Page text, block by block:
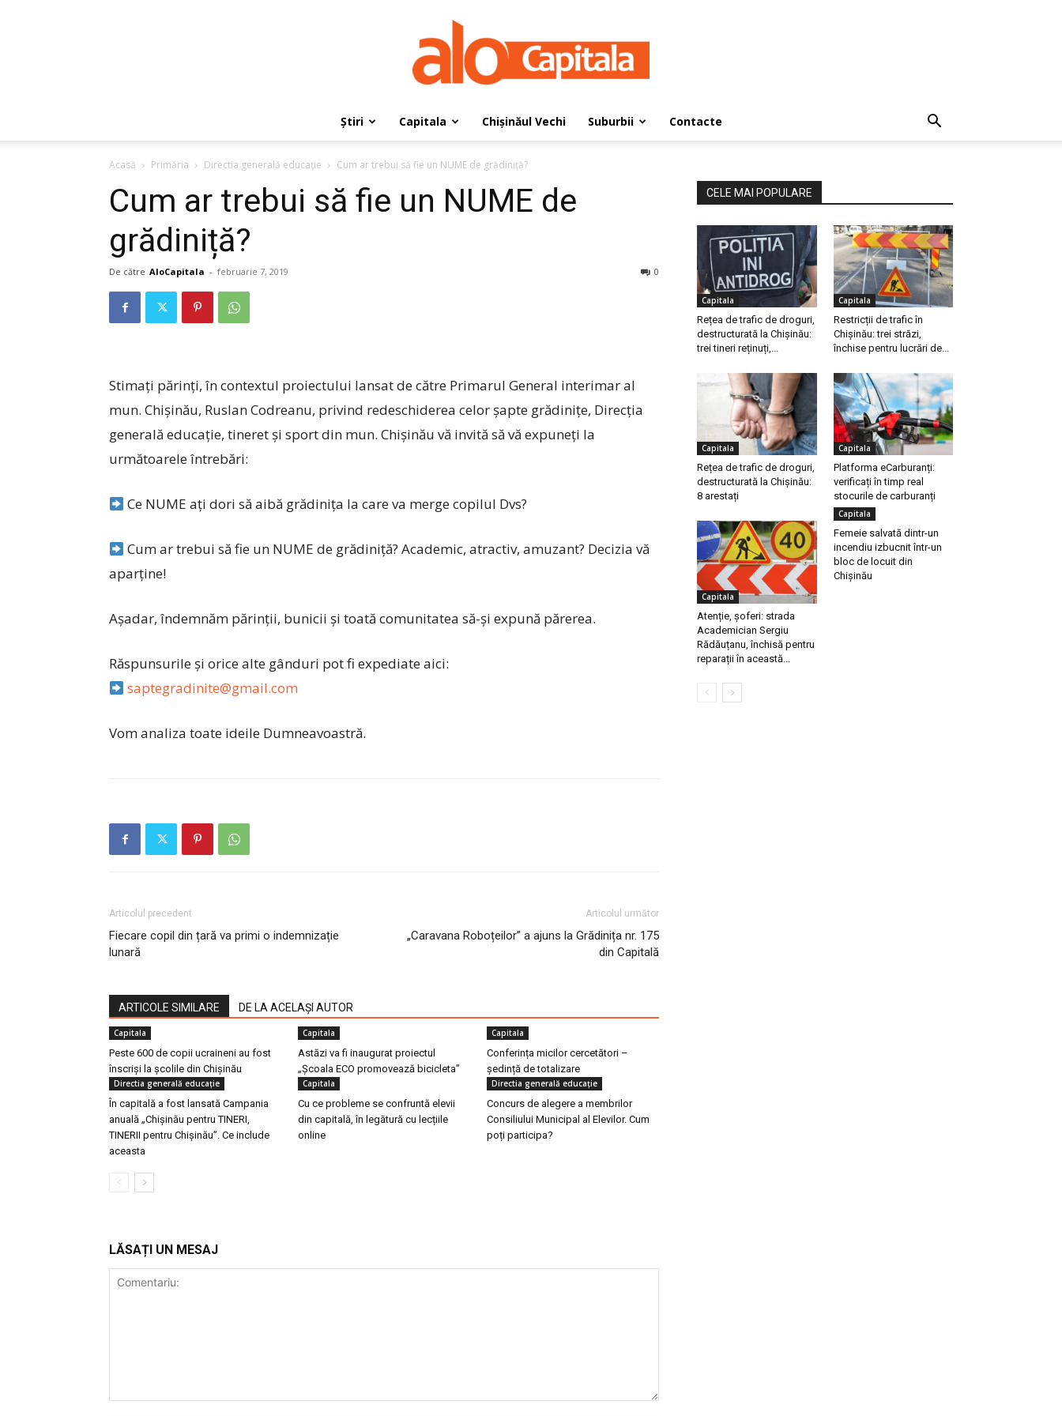
Știri Capitala Chișinăul Vechi Suburbii Contacte
Acasă Primăria Directia generală educaţie Cum ar trebui să fie un NUME de grădiniță?
Cum ar trebui să fie un NUME de
grădiniță?
De către AloCapitala - februarie 7, 2019 0
Stimați părinți, în contextul proiectului lansat de către Primarul General interimar al
mun. Chișinău, Ruslan Codreanu, privind redeschiderea celor șapte grădinițe, Direcţia
generală educaţie, tineret şi sport din mun. Chişinău vă invită să vă expuneți la
următoarele întrebări:
Ce NUME ați dori să aibă grădinița la care va merge copilul Dvs?
Cum ar trebui să fie un NUME de grădiniță? Academic, atractiv, amuzant? Decizia vă
aparține!
Așadar, îndemnăm părinții, bunicii și toată comunitatea să-și expună părerea.
Răspunsurile și orice alte gânduri pot fi expediate aici:
saptegradinite@gmail.com
Vom analiza toate ideile Dumneavoastră.
Articolul precedent
Fiecare copil din țară va primi o indemnizație
lunară
Articolul următor
„Caravana Roboțeilor” a ajuns la Grădinița nr. 175
din Capitală
ARTICOLE SIMILARE DE LA ACELAȘI AUTOR
Capitala
Peste 600 de copii ucraineni au fost
înscriși la școlile din Chișinău
Capitala
Astăzi va fi inaugurat proiectul
„Școala ECO promovează bicicleta”
Capitala
Conferința micilor cercetători –
ședință de totalizare
Directia generală educaţie
În capitală a fost lansată Campania
anuală „Chișinău pentru TINERI,
TINERII pentru Chișinău”. Ce include
aceasta
Capitala
Cu ce probleme se confruntă elevii
din capitală, în legătură cu lecțiile
online
Directia generală educaţie
Concurs de alegere a membrilor
Consiliului Municipal al Elevilor. Cum
poți participa?
LĂSAȚI UN MESAJ
CELE MAI POPULARE
Capitala
Rețea de trafic de droguri,
destructurată la Chișinău:
trei tineri reținuți,...
Capitala
Restricții de trafic în
Chișinău: trei străzi,
închise pentru lucrări de...
Capitala
Rețea de trafic de droguri,
destructurată la Chișinău:
8 arestați
Capitala
Platforma eCarburanți:
verificați în timp real
stocurile de carburanți
Capitala
Atenție, șoferi: strada
Academician Sergiu
Rădăuțanu, închisă pentru
reparații în această...
Capitala
Femeie salvată dintr-un
incendiu izbucnit într-un
bloc de locuit din
Chișinău